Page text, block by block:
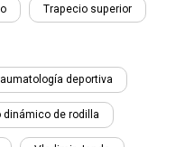
Trapecio superior
deportiva
dinámico de rodilla